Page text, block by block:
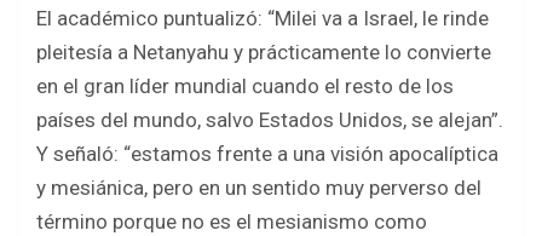
El académico puntualizó: “Milei va a Israel, le rinde
pleitesía a Netanyahu y prácticamente lo convierte
en el gran líder mundial cuando el resto de los
países del mundo, salvo Estados Unidos, se alejan”.
Y señaló: “estamos frente a una visión apocalíptica
y mesiánica, pero en un sentido muy perverso del
término porque no es el mesianismo como